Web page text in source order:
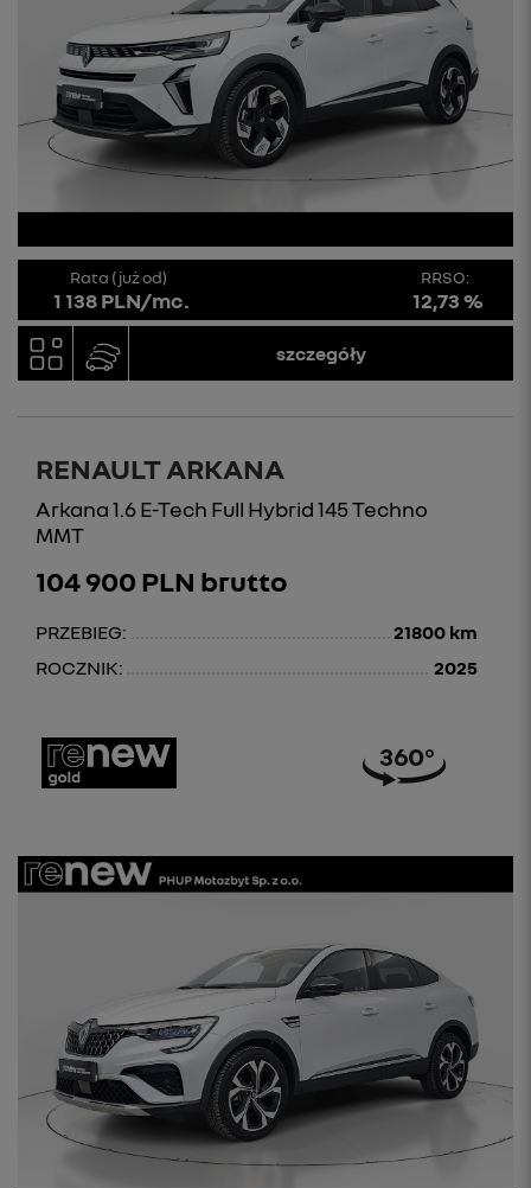
Rata (już od)
1 138 PLN/mc.
RRSO:
12,73 %
szczegóły
RENAULT ARKANA
Arkana 1.6 E-Tech Full Hybrid 145 Techno
MMT
104 900 PLN brutto
PRZEBIEG:
21800 km
ROCZNIK:
2025